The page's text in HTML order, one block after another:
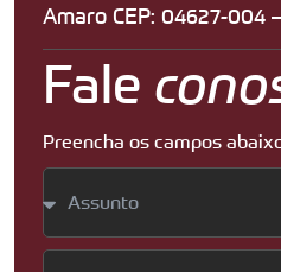
Amaro CEP: 04627-004
Fale
Preencha os campos